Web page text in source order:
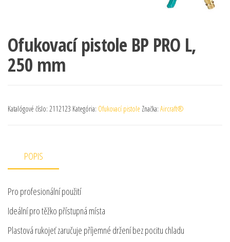
Ofukovací pistole BP PRO L,
250 mm
Katalógové číslo: 2112123 Kategória: Ofukovací pistole Značka: Aircraft®
POPIS
Pro profesionální použití
Ideální pro těžko přístupná místa
Plastová rukojeť zaručuje příjemné držení bez pocitu chladu